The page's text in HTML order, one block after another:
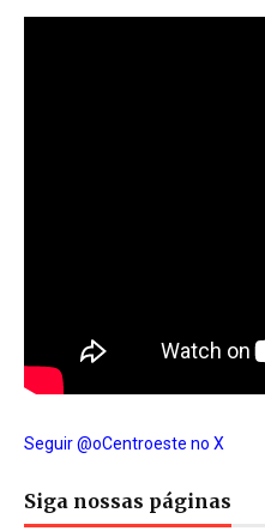
Seguir @oCentroeste no X
Siga nossas páginas